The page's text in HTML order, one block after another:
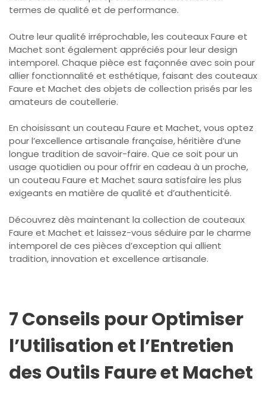
termes de qualité et de performance.
Outre leur qualité irréprochable, les couteaux Faure et
Machet sont également appréciés pour leur design
intemporel. Chaque pièce est façonnée avec soin pour
allier fonctionnalité et esthétique, faisant des couteaux
Faure et Machet des objets de collection prisés par les
amateurs de coutellerie.
En choisissant un couteau Faure et Machet, vous optez
pour l’excellence artisanale française, héritière d’une
longue tradition de savoir-faire. Que ce soit pour un
usage quotidien ou pour offrir en cadeau à un proche,
un couteau Faure et Machet saura satisfaire les plus
exigeants en matière de qualité et d’authenticité.
Découvrez dès maintenant la collection de couteaux
Faure et Machet et laissez-vous séduire par le charme
intemporel de ces pièces d’exception qui allient
tradition, innovation et excellence artisanale.
7 Conseils pour Optimiser
l’Utilisation et l’Entretien
des Outils Faure et Machet